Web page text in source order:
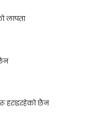
लापता
हराइरहेको छैन